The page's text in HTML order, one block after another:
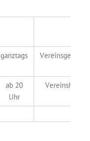
ganztags Vereinsgelände
ab 20
Uhr
Vereinshaus